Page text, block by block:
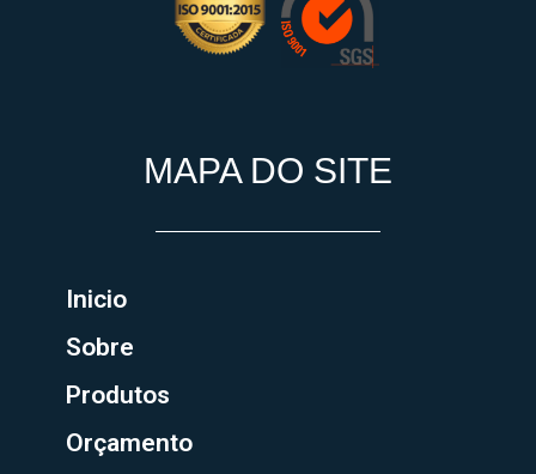
MAPA DO SITE
Inicio
Sobre
Produtos
Orçamento